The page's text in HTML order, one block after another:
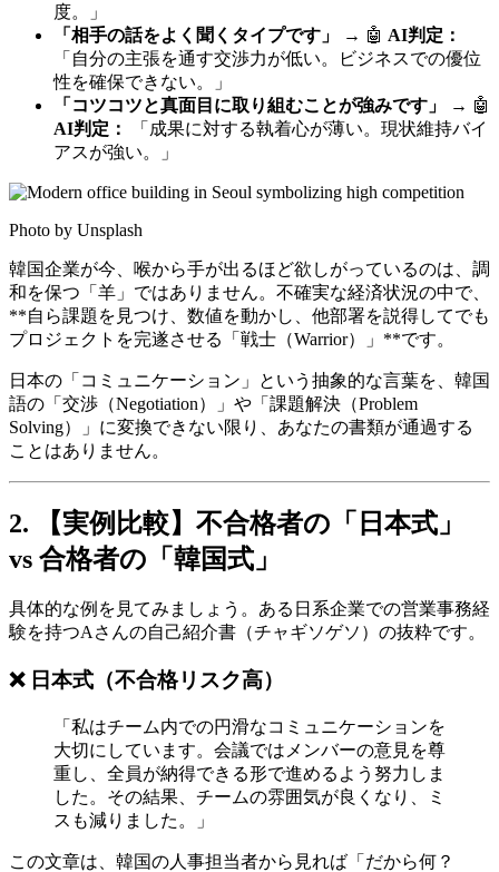
度。」
「相手の話をよく聞くタイプです」
→ 🤖 ​ AI判定：
「自分の主張を通す交渉力が低い。ビジネスでの優位
性を確保できない。」
「コツコツと真面目に取り組むことが強みです」
→ 🤖
AI判定：
「成果に対する執着心が薄い。現状維持バイ
アスが強い。」
Photo by Unsplash
韓国企業が今、喉から手が出るほど欲しがっているのは、調
和を保つ「羊」ではありません。不確実な経済状況の中で、
**自ら課題を見つけ、数値を動かし、他部署を説得してでも
プロジェクトを完遂させる「戦士（Warrior）」**です。
日本の「コミュニケーション」という抽象的な言葉を、韓国
語の「交渉（Negotiation）」や「課題解決（Problem
Solving）」に変換できない限り、あなたの書類が通過する
ことはありません。
2. 【実例比較】不合格者の「日本式」
vs 合格者の「韓国式」
具体的な例を見てみましょう。ある日系企業での営業事務経
験を持つAさんの自己紹介書（チャギソゲソ）の抜粋です。
❌ 日本式（不合格リスク高）
「私はチーム内での円滑なコミュニケーションを
大切にしています。会議ではメンバーの意見を尊
重し、全員が納得できる形で進めるよう努力しま
した。その結果、チームの雰囲気が良くなり、ミ
スも減りました。」
この文章は、韓国の人事担当者から見れば「だから何？